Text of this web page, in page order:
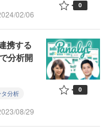
02/06
0
携する
分析開
タ分析
08/29
0